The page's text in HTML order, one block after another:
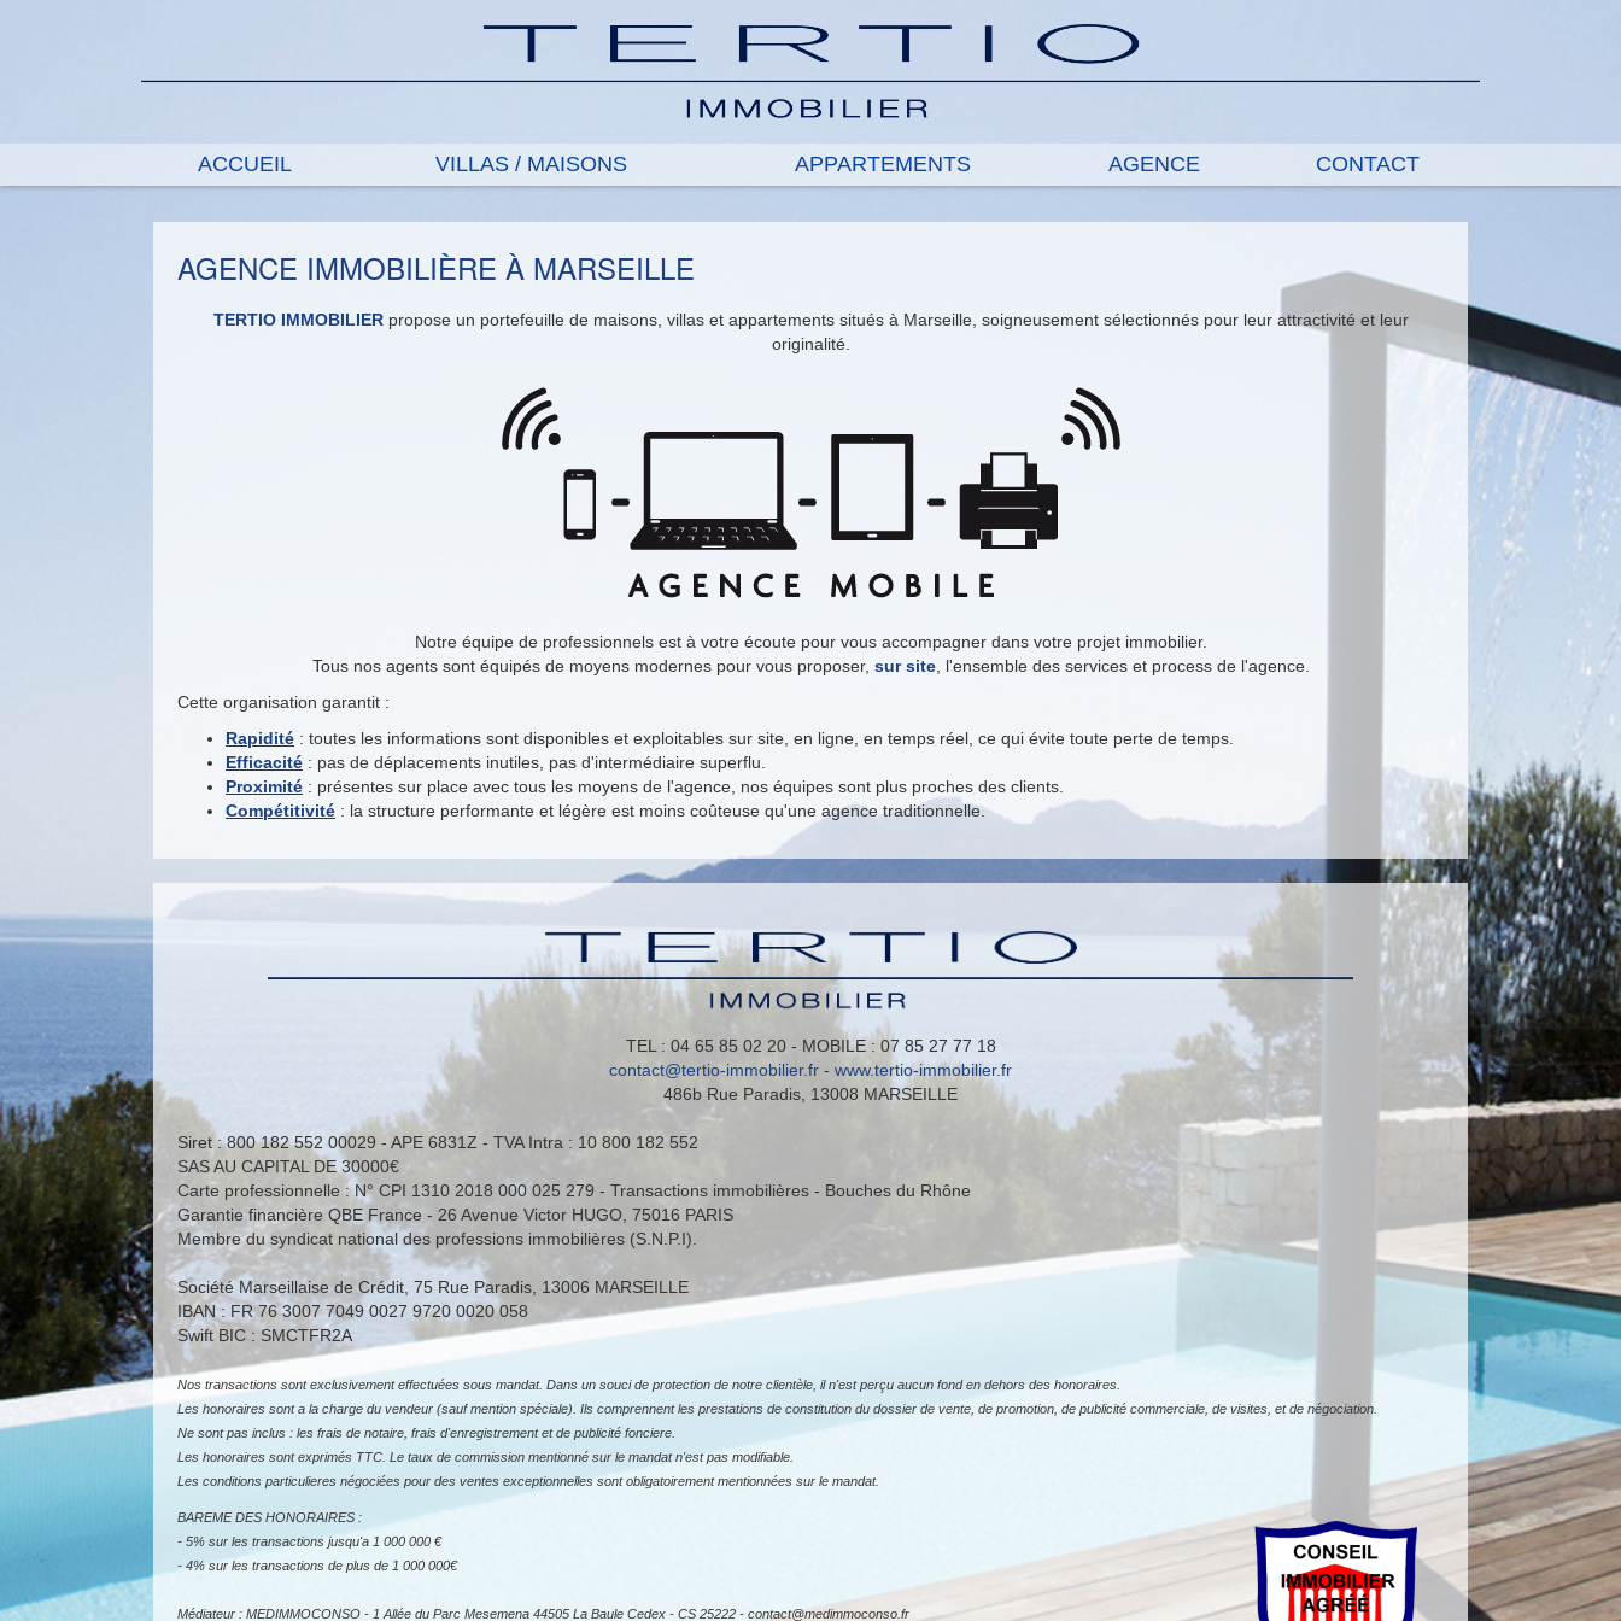
ACCUEIL VILLAS / MAISONS APPARTEMENTS AGENCE CONTACT
AGENCE IMMOBILIÈRE À MARSEILLE
TERTIO IMMOBILIERpropose un portefeuille de maisons, villas et appartements situés à Marseille, soigneusement sélectionnés pour leur attractivité et leur
originalité.
Notre équipe de professionnels est à votre écoute pour vous accompagner dans votre projet immobilier.
Tous nos agents sont équipés de moyens modernes pour vous proposer, sur site, l'ensemble des services et process de l'agence.
Cette organisation garantit :
Rapidité : toutes les informations sont disponibles et exploitables sur site, en ligne, en temps réel, ce qui évite toute perte de temps.
Efficacité : pas de déplacements inutiles, pas d'intermédiaire superflu.
Proximité : présentes sur place avec tous les moyens de l'agence, nos équipes sont plus proches des clients.
Compétitivité : la structure performante et légère est moins coûteuse qu'une agence traditionnelle.
TEL : 04 65 85 02 20 - MOBILE : 07 85 27 77 18
contact@tertio-immobilier.fr - www.tertio-immobilier.fr
486b Rue Paradis, 13008 MARSEILLE
Siret : 800 182 552 00029 - APE 6831Z - TVA Intra : 10 800 182 552
SAS AU CAPITAL DE 30000€
Carte professionnelle : N° CPI 1310 2018 000 025 279 - Transactions immobilières - Bouches du Rhône
Garantie financière QBE France - 26 Avenue Victor HUGO, 75016 PARIS
Membre du syndicat national des professions immobilières (S.N.P.I).
Société Marseillaise de Crédit, 75 Rue Paradis, 13006 MARSEILLE
IBAN : FR 76 3007 7049 0027 9720 0020 058
Swift BIC : SMCTFR2A
Nos transactions sont exclusivement effectuées sous mandat. Dans un souci de protection de notre clientèle, il n'est perçu aucun fond en dehors des honoraires.
Les honoraires sont a la charge du vendeur (sauf mention spéciale). Ils comprennent les prestations de constitution du dossier de vente, de promotion, de publicité commerciale, de visites, et de négociation.
Ne sont pas inclus : les frais de notaire, frais d'enregistrement et de publicité fonciere.
Les honoraires sont exprimés TTC. Le taux de commission mentionné sur le mandat n'est pas modifiable.
Les conditions particulieres négociées pour des ventes exceptionnelles sont obligatoirement mentionnées sur le mandat.
BAREME DES HONORAIRES :
- 5% sur les transactions jusqu'a 1 000 000 €
- 4% sur les transactions de plus de 1 000 000€
Médiateur : MEDIMMOCONSO - 1 Allée du Parc Mesemena 44505 La Baule Cedex - CS 25222 - contact@medimmoconso.fr